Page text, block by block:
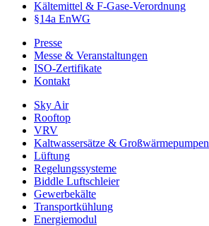
Kältemittel & F-Gase-Verordnung
§14a EnWG
Presse
Messe & Veranstaltungen
ISO-Zertifikate
Kontakt
Sky Air
Rooftop
VRV
Kaltwassersätze & Großwärmepumpen
Lüftung
Regelungssysteme
Biddle Luftschleier
Gewerbekälte
Transportkühlung
Energiemodul